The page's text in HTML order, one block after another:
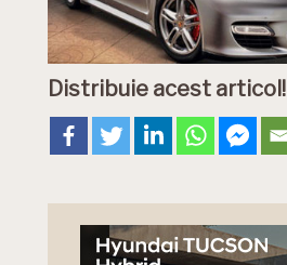
Distribuie acest articol!